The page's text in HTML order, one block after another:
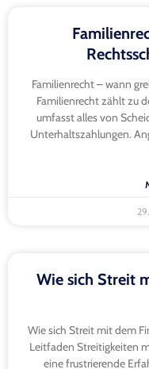
Familienrecht – wann
Familienrecht zählt zu
umfasst alles von
Unterhaltszahlungen.
Wie sich Streit
Wie sich Streit mit dem
Leitfaden Streitigkeiten
eine frustrierende